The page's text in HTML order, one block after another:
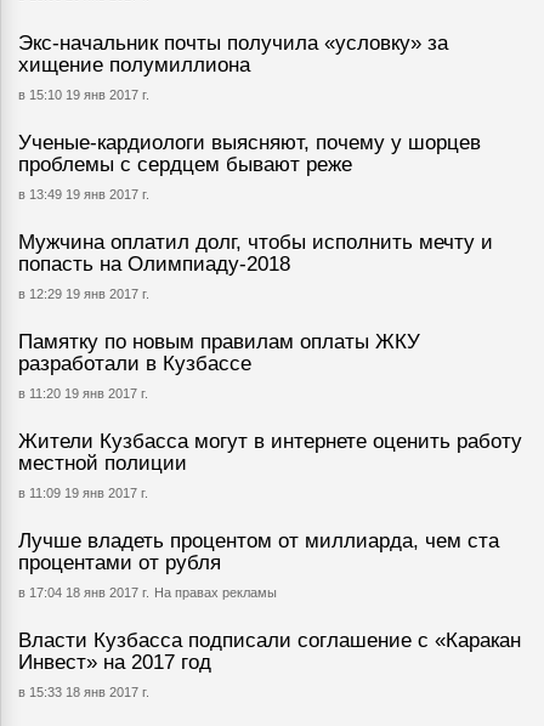
Экс-начальник почты получила «условку» за
хищение полумиллиона
в 15:10 19 янв 2017 г.
Ученые-кардиологи выясняют, почему у шорцев
проблемы с сердцем бывают реже
в 13:49 19 янв 2017 г.
Мужчина оплатил долг, чтобы исполнить мечту и
попасть на Олимпиаду-2018
в 12:29 19 янв 2017 г.
Памятку по новым правилам оплаты ЖКУ
разработали в Кузбассе
в 11:20 19 янв 2017 г.
Жители Кузбасса могут в интернете оценить работу
местной полиции
в 11:09 19 янв 2017 г.
Лучше владеть процентом от миллиарда, чем ста
процентами от рубля
в 17:04 18 янв 2017 г. На правах рекламы
Власти Кузбасса подписали соглашение с «Каракан
Инвест» на 2017 год
в 15:33 18 янв 2017 г.